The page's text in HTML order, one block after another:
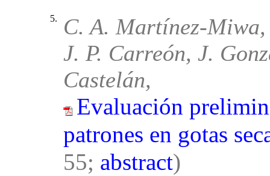
5.
C. A. Martínez-Miwa,
J. P. Carreón, J.
Castelán,
Evaluación
patrones en gotas
55; abstract)